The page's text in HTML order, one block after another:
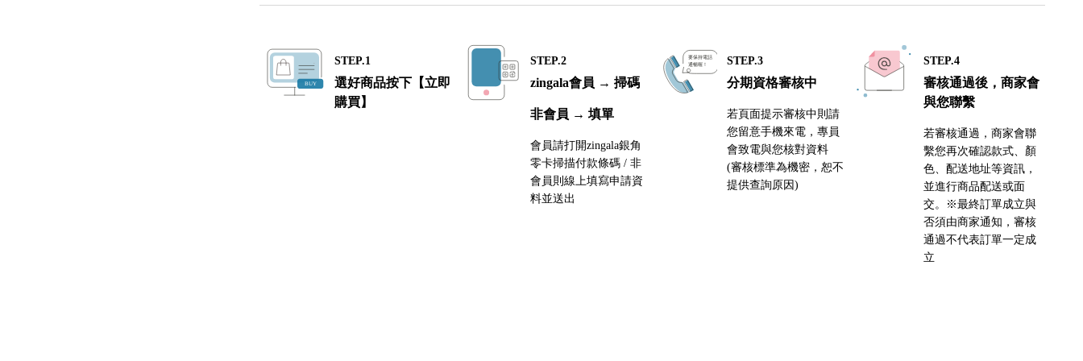
STEP.1
選好商品按下【立即
購買】
STEP.2
zingala會員 → 掃碼
非會員 → 填單
會員請打開zingala銀角
零卡掃描付款條碼 / 非
會員則線上填寫申請資
料並送出
STEP.3
分期資格審核中
若頁面提示審核中則請
您留意手機來電，專員
會致電與您核對資料
(審核標準為機密，恕不
提供查詢原因)
STEP.4
審核通過後，商家會
與您聯繫
若審核通過，商家會聯
繫您再次確認款式、顏
色、配送地址等資訊，
並進行商品配送或面
交。※最終訂單成立與
否須由商家通知，審核
通過不代表訂單一定成
立